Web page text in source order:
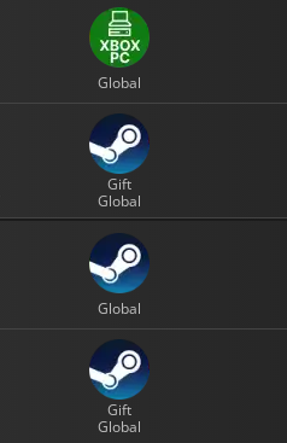
Global
Gift
Global
Global
Gift
Global